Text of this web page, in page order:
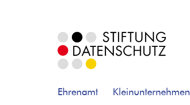
Ehrenamt Kleinunternehmen